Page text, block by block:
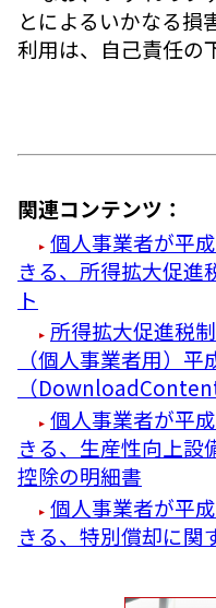
とによるいかなる損
利用は、自己責任の
関連コンテンツ：
個人事業者が平
きる、所得拡大促進
ト
所得拡大促進税
（個人事業者用）
（
個人事業者が平
きる、生産性向上設
控除の明細書
個人事業者が平
きる、特別償却に関